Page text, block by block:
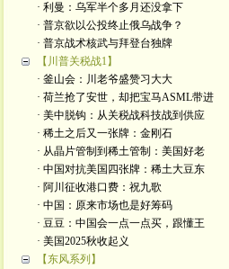
· 利曼：乌军半个多月还没拿下
· 普京欲以公投终止俄乌战争？
· 普京战术核武与拜登台独牌
【川普关税战1】
· 釜山会：川老爷盛赞习大大
· 荷兰抢了安世，却把宝马ASML带进
· 美中脱钩：从关税战科技战到供应
· 稀土之后又一张牌：金刚石
· 从晶片管制到稀土管制：美国好老
· 中国对抗美国四张牌：稀土大豆东
· 阿川征收港口费：祝九歌
· 中国：原来市场也是好筹码
· 豆豆：中国会一点一点买，跟懂王
· 美国2025秋收起义
【东风系列】